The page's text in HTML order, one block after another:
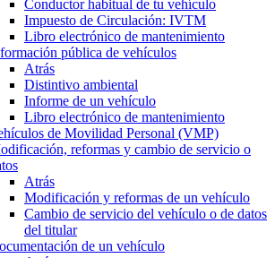
Conductor habitual de tu vehículo
Impuesto de Circulación: IVTM
Libro electrónico de mantenimiento
pública de vehículos
Atrás
Distintivo ambiental
Informe de un vehículo
Libro electrónico de mantenimiento
de Movilidad Personal (VMP)
reformas y cambio de servicio o
Atrás
Modificación y reformas de un vehículo
Cambio de servicio del vehículo o de datos
del titular
de un vehículo